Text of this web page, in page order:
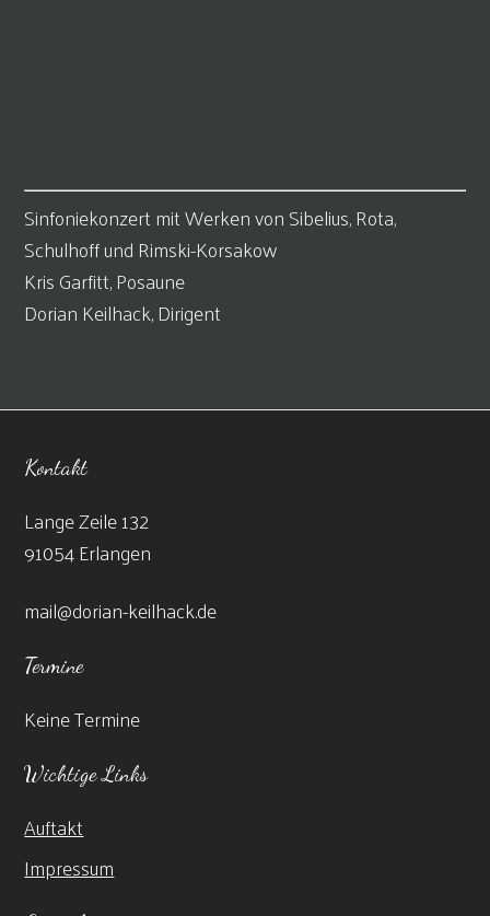
Sinfoniekonzert mit Werken von Sibelius, Rota,
Schulhoff und Rimski-Korsakow
Kris Garfitt, Posaune
Dorian Keilhack, Dirigent
Kontakt
Lange Zeile 132
91054 Erlangen
mail@dorian-keilhack.de
Termine
Keine Termine
Wichtige Links
Auftakt
Impressum